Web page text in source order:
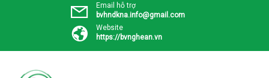
Email hỗ trợ
bvhndkna.info@gmail.com
Website
https://bvnghean.vn